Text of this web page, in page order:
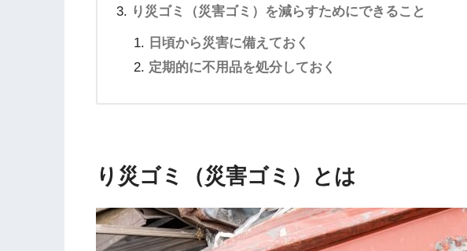
り災ゴミ（災害ゴミ）を減らすためにできること
日頃から災害に備えておく
定期的に不用品を処分しておく
り災ゴミ（災害ゴミ）とは